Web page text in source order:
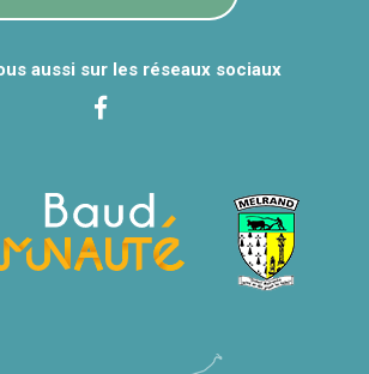
aussi sur les réseaux sociaux